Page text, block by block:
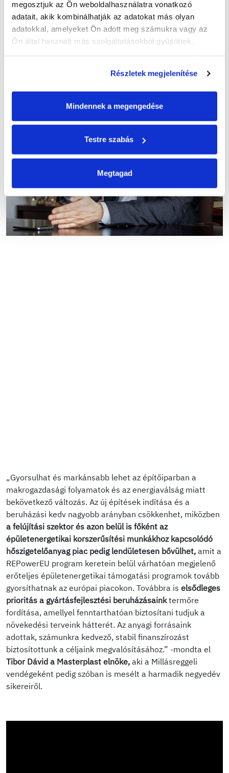
megosztjuk az Ön weboldalhasználatra vonatkozó
adatait, akik kombinálhatják az adatokat más olyan
adatokkal, amelyeket Ön adott meg számukra vagy az
Ön által használt más szolgáltatásokból gyűjtöttek.
Részletek megjelenítése
Mindennek a megengedése
Testre szabás
Megtagad
„Gyorsulhat és markánsabb lehet az építőiparban a
makrogazdasági folyamatok és az energiaválság miatt
bekövetkező változás. Az új építések indítása és a
beruházási kedv nagyobb arányban csökkenhet, miközben
a felújítási szektor és azon belül is főként az
épületenergetikai korszerűsítési munkákhoz kapcsolódó
hőszigetelőanyag piac pedig lendületesen bővülhet, amit a
REPowerEU program keretein belül várhatóan megjelenő
erőteljes épületenergetikai támogatási programok tovább
gyorsíthatnak az európai piacokon. Továbbra is elsődleges
prioritás a gyártásfejlesztési beruházásainktermőre
fordítása, amellyel fenntarthatóan biztosítani tudjuk a
növekedési terveink hátterét. Az anyagi forrásaink
adottak, számunkra kedvező, stabil finanszírozást
biztosítottunk a céljaink megvalósításához.” -mondta el
Tibor Dávid a Masterplast elnöke, aki a Millásreggeli
vendégeként pedig szóban is mesélt a harmadik negyedév
sikereiről.